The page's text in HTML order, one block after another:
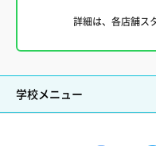
詳細は、各店舗ス
学校メニュー